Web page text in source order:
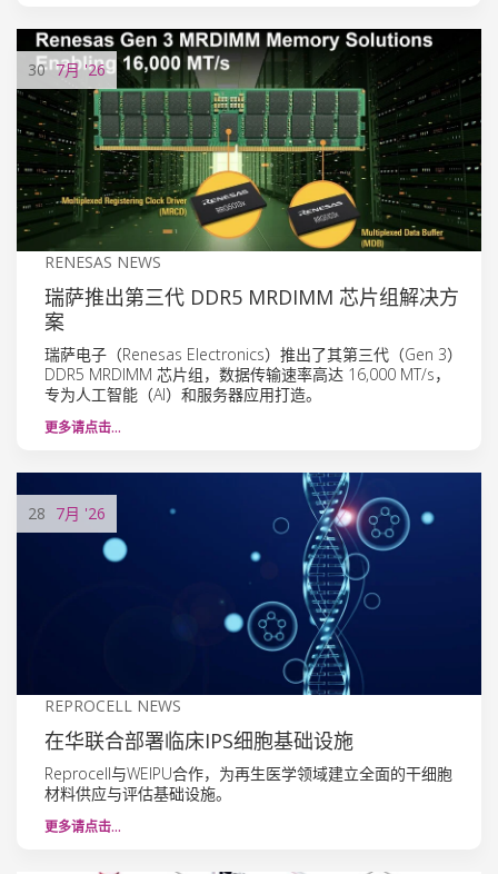
30 7月'26
RENESAS NEWS
瑞萨推出第三代 DDR5 MRDIMM 芯片组解决方
案
瑞萨电子（Renesas Electronics）推出了其第三代（Gen 3）
DDR5 MRDIMM 芯片组，数据传输速率高达 16,000 MT/s，
专为人工智能（AI）和服务器应用打造。
更多请点击…
28 7月 '26
REPROCELL NEWS
在华联合部署临床IPS细胞基础设施
Reprocell与WEIPU合作，为再生医学领域建立全面的干细胞
材料供应与评估基础设施。
更多请点击…